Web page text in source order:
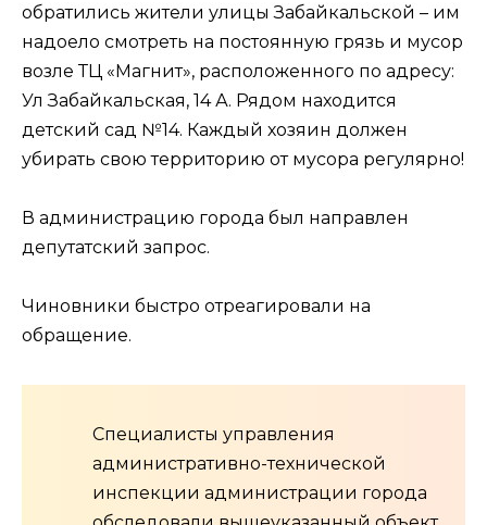
обратились жители улицы Забайкальской – им
надоело смотреть на постоянную грязь и мусор
возле ТЦ «Магнит», расположенного по адресу:
Ул Забайкальская, 14 А. Рядом находится
детский сад №14. Каждый хозяин должен
убирать свою территорию от мусора регулярно!
В администрацию города был направлен
депутатский запрос.
Чиновники быстро отреагировали на
обращение.
Специалисты управления
административно-технической
инспекции администрации города